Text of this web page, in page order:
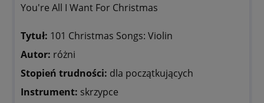
You're All I Want For Christmas
Tytuł: 101 Christmas Songs: Violin
Autor: różni
Stopień trudności: dla początkujących
Instrument: skrzypce